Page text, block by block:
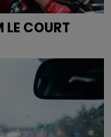
LE COURT